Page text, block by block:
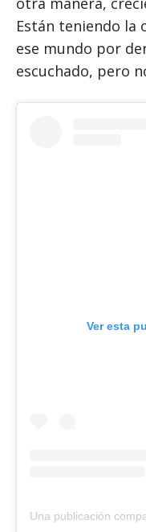
Están teniendo la
ese mundo por
escuchado, pero
Ver esta